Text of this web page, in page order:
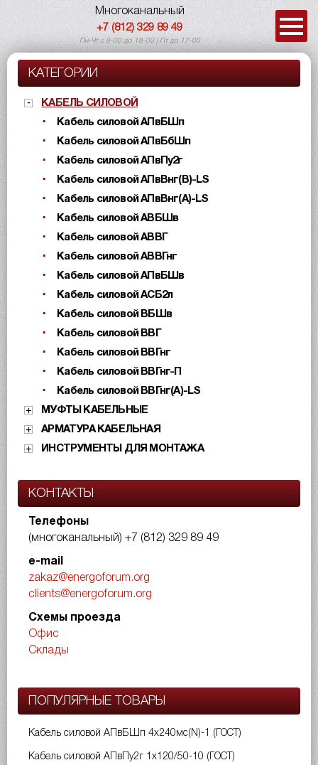
Многоканальный
+7 (812) 329 89 49
Пн-Чт с 9-00 до 18-00 | Пт до 17-00
КАТЕГОРИИ
КАБЕЛЬ СИЛОВОЙ
Кабель силовой АПвБШп
Кабель силовой АПвБбШп
Кабель силовой АПвПу2г
Кабель силовой АПвВнг(B)-LS
Кабель силовой АПвВнг(A)-LS
Кабель силовой АВБШв
Кабель силовой АВВГ
Кабель силовой АВВГнг
Кабель силовой АПвБШв
Кабель силовой АСБ2л
Кабель силовой ВБШв
Кабель силовой ВВГ
Кабель силовой ВВГнг
Кабель силовой ВВГнг-П
Кабель силовой ВВГнг(А)-LS
МУФТЫ КАБЕЛЬНЫЕ
АРМАТУРА КАБЕЛЬНАЯ
ИНСТРУМЕНТЫ ДЛЯ МОНТАЖА
КОНТАКТЫ
Телефоны
(многоканальный) +7 (812) 329 89 49
e-mail
zakaz@energoforum.org
clients@energoforum.org
Схемы проезда
Офис
Склады
ПОПУЛЯРНЫЕ ТОВАРЫ
Кабель силовой АПвБШп 4х240мс(N)-1 (ГОСТ)
Кабель силовой АПвПу2г 1х120/50-10 (ГОСТ)